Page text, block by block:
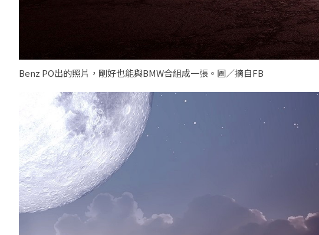
Benz PO出的照片，剛好也能與BMW合組成一張。圖／摘自FB